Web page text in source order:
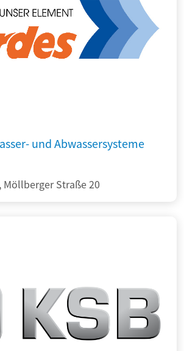
und Abwassersysteme
Möllberger Straße 20